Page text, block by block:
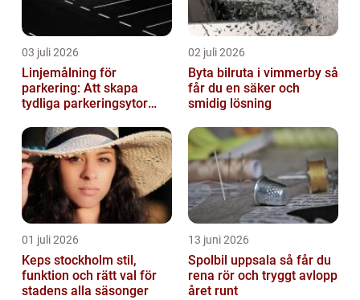
03 juli 2026
Linjemålning för
parkering: Att skapa
tydliga parkeringsytor
parkeringslinjer
02 juli 2026
Byta bilruta i vimmerby så
får du en säker och
smidig lösning
01 juli 2026
Keps stockholm stil,
funktion och rätt val för
stadens alla säsonger
13 juni 2026
Spolbil uppsala så får du
rena rör och tryggt avlopp
året runt